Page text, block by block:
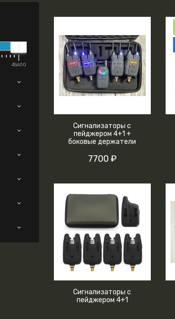
45600
Сигнализаторы с
пейджером 4+1 +
боковые держатели
7700 ₽
Сигнализаторы с
пейджером 4+1